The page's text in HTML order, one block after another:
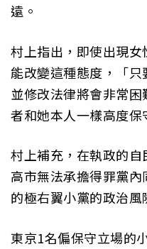
遠。
村上指出，即使出現
能改變這種態度，「
並修改法律將會非常
者和她本人一樣高度保
村上補充，在執政的自
高市無法承擔得罪黨
的極右翼小黨的政治風
東京1名偏保守立場的